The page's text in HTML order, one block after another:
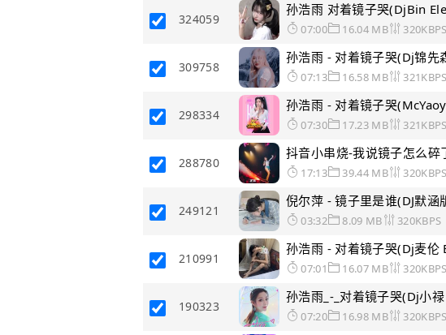
324059
孙浩雨 对着镜子哭(DjBin
07:00 16.04 MB 320KBPS
309758
孙浩雨 - 对着镜子哭(Dj锦先
07:13 16.58 MB 321KBPS
298334
孙浩雨 - 对着镜子哭
07:30 17.23 MB 321KBPS
288780
抖音小串烧-我说镜子怎么碎
17:13 39.44 MB 320KBPS
249121
倪尔萍 - 镜子里是谁(DJ默
03:32 8.09 MB 320KBPS
210991
孙浩雨 - 对着镜子哭(Dj麦
07:01 16.07 MB 320KBPS
190323
孙浩雨_-_对着镜子哭(Dj小
07:20 16.98 MB 320KBPS